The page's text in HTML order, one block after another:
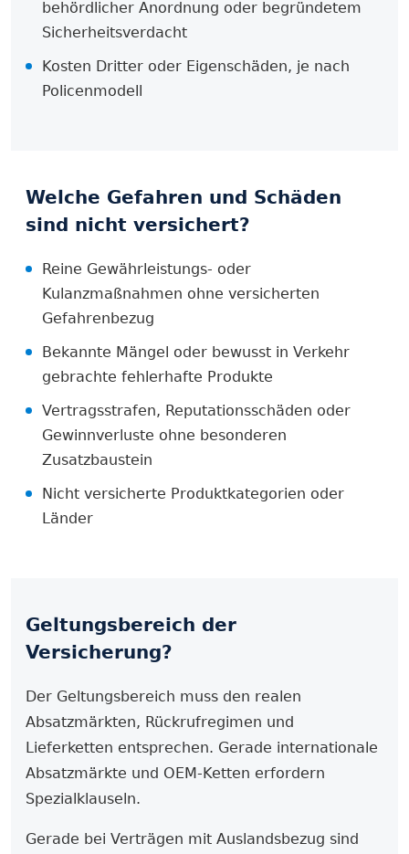
behördlicher Anordnung oder begründetem
Sicherheitsverdacht
Kosten Dritter oder Eigenschäden, je nach
Policenmodell
Welche Gefahren und Schäden
sind nicht versichert?
Reine Gewährleistungs- oder
Kulanzmaßnahmen ohne versicherten
Gefahrenbezug
Bekannte Mängel oder bewusst in Verkehr
gebrachte fehlerhafte Produkte
Vertragsstrafen, Reputationsschäden oder
Gewinnverluste ohne besonderen
Zusatzbaustein
Nicht versicherte Produktkategorien oder
Länder
Geltungsbereich der
Versicherung?
Der Geltungsbereich muss den realen
Absatzmärkten, Rückrufregimen und
Lieferketten entsprechen. Gerade internationale
Absatzmärkte und OEM-Ketten erfordern
Spezialklauseln.
Gerade bei Verträgen mit Auslandsbezug sind